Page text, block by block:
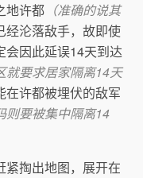
地许都 （准确的说其
经沦落敌手，故即使
会因此延误14天到达
就要求居家隔离14天
在许都被埋伏的敌军
则要被集中隔离14
紧掏出地图，展开在